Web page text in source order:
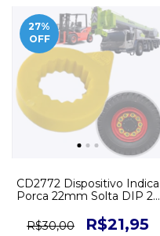
27%
OFF
CD2772 Dispositivo Indica
Porca 22mm Solta DIP 22
R$30,00
R$21,95